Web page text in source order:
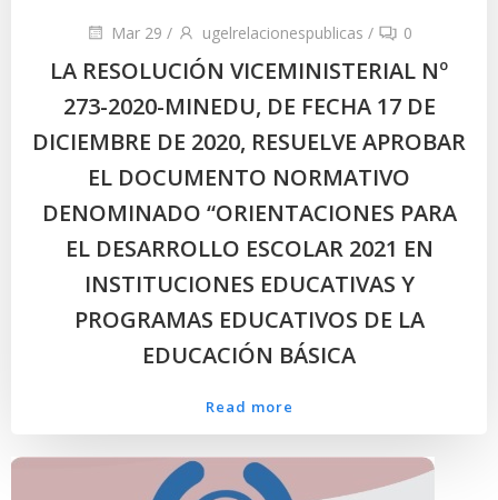
Mar 29 / ugelrelacionespublicas / 0
LA RESOLUCIÓN VICEMINISTERIAL Nº
273-2020-MINEDU, DE FECHA 17 DE
DICIEMBRE DE 2020, RESUELVE APROBAR
EL DOCUMENTO NORMATIVO
DENOMINADO “ORIENTACIONES PARA
EL DESARROLLO ESCOLAR 2021 EN
INSTITUCIONES EDUCATIVAS Y
PROGRAMAS EDUCATIVOS DE LA
EDUCACIÓN BÁSICA
Read more